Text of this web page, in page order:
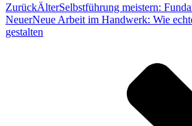
ZurückÄlterSelbstführung meistern:
NeuerNeue Arbeit im Handwerk: Wie
gestalten